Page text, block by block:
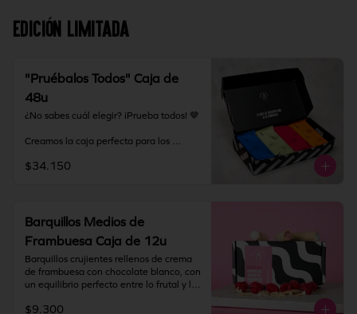
un lugar fresco y seco (18°C a 25°C y
65% HR Máx.). Una vez abierto
EDICIÓN LIMITADA
"Pruébalos Todos" Caja de
48u
¿No sabes cuál elegir? ¡Prueba todos! 🤎
Creamos la caja perfecta para los
quienes quieren descubrir su nuevo
probarlos, compartirlos y disfrutar cada
uno de nuestros sabores.
Incluye:
Original
Nutella
$34.150
Barquillos Medios de
Frambuesa Caja de 12u
Barquillos crujientes rellenos de crema
de frambuesa con chocolate blanco, con
un equilibrio perfecto entre lo frutal y lo
en chocolate blanco que realzan su
$9.300